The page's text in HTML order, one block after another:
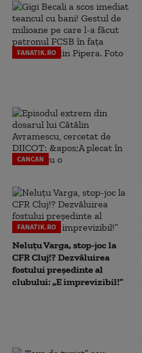
FANATIK.RO
CANCAN
FANATIK.RO
Neluțu Varga, stop-joc la
CFR Cluj!? Dezvăluirea
fostului președinte al
clubului: „E imprevizibil!”